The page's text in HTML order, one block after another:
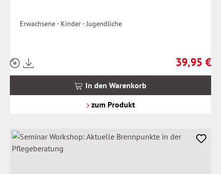
Erwachsene - Kinder - Jugendliche
Regulärer
39,95 €
Preise
inkl.
In den Warenkorb
zum Produkt